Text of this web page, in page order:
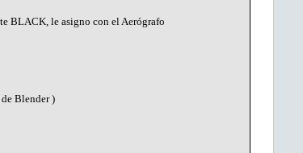
BLACK, le asigno con el Aerógrafo
Blender )